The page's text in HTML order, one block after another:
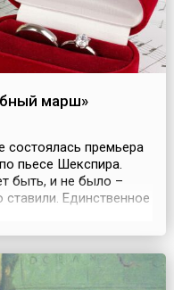
марш»
состоялась премьера
пьесе Шекспира.
быть, и не было –
Единственное
Якоб Людвиг Феликс
Именно в